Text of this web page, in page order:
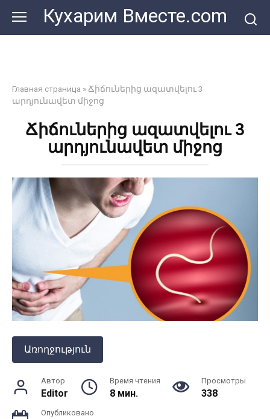
контенту
Кухарим Вместе.com
Главная страница »Ճիճուներից ազատվելու 3
արդյունավետ միջոց
Ճիճուներից ազատվելու 3
արդյունավետ միջոց
Առողջություն
Автор
Editor
Время чтения
8 мин.
Просмотры
338
Опубликовано